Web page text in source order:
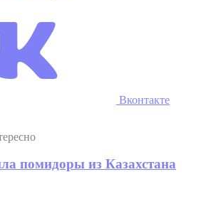
Вконтакте
помидоры из Казахстана